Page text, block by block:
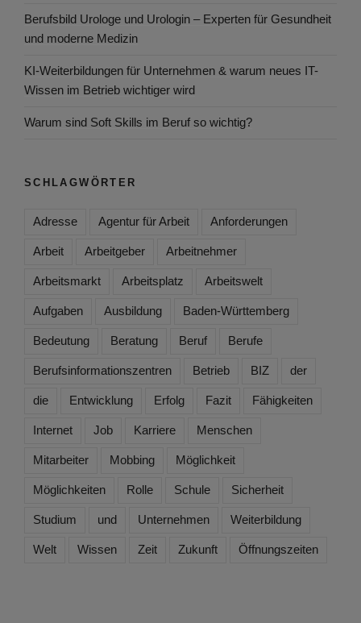
Berufsbild Urologe und Urologin – Experten für Gesundheit
und moderne Medizin
KI-Weiterbildungen für Unternehmen & warum neues IT-
Wissen im Betrieb wichtiger wird
Warum sind Soft Skills im Beruf so wichtig?
SCHLAGWÖRTER
Adresse Agentur für Arbeit Anforderungen
Arbeit Arbeitgeber Arbeitnehmer
Arbeitsmarkt Arbeitsplatz Arbeitswelt
Aufgaben Ausbildung Baden-Württemberg
Bedeutung Beratung Beruf Berufe
Berufsinformationszentren Betrieb BIZ der
die Entwicklung Erfolg Fazit Fähigkeiten
Internet Job Karriere Menschen
Mitarbeiter Mobbing Möglichkeit
Möglichkeiten Rolle Schule Sicherheit
Studium und Unternehmen Weiterbildung
Welt Wissen Zeit Zukunft Öffnungszeiten